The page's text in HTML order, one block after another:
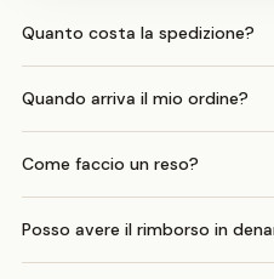
Quanto costa la spedizione?
Quando arriva il mio ordine?
Come faccio un reso?
Posso avere il rimborso in